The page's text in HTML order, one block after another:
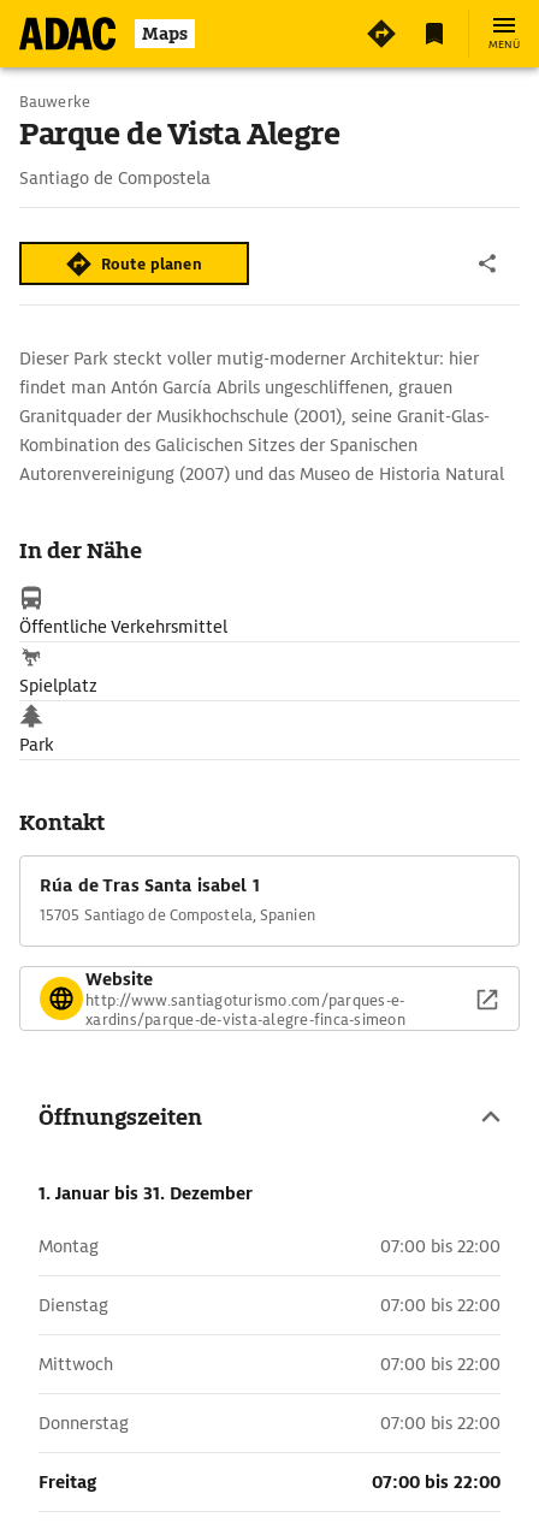
Maps MENÜ
Bauwerke
Parque de Vista Alegre
Santiago de Compostela
Route planen
Dieser Park steckt voller mutig-moderner Architektur: hier
findet man Antón García Abrils ungeschliffenen, grauen
Granitquader der Musikhochschule (2001), seine Granit-Glas-
Kombination des Galicischen Sitzes der Spanischen
Autorenvereinigung (2007) und das Museo de Historia Natural
In der Nähe
Öffentliche Verkehrsmittel
Spielplatz
Park
Kontakt
Rúa de Tras Santa isabel 1
15705 Santiago de Compostela, Spanien
Website
http://www.santiagoturismo.com/parques-e-
xardins/parque-de-vista-alegre-finca-simeon
Öffnungszeiten
1. Januar bis 31. Dezember
Montag 07:00 bis 22:00
Dienstag 07:00 bis 22:00
Mittwoch 07:00 bis 22:00
Donnerstag 07:00 bis 22:00
Freitag 07:00 bis 22:00